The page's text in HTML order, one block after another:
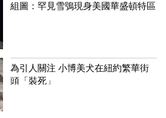
組圖：罕見雪鴞現身美國華盛頓特區
為引人關注 小博美犬在紐約繁華街
頭「裝死」